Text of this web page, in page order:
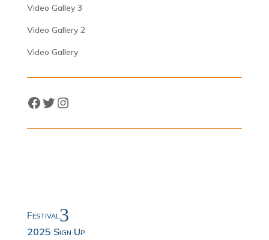
Video Galley 3
Video Gallery 2
Video Gallery
Facebook
Twitter
Instagram
Festival3
2025 Sign Up